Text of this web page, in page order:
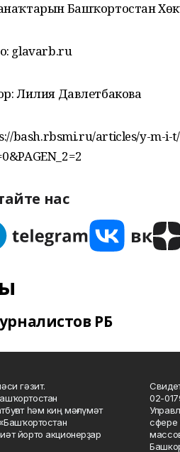
Башҡортостан
glavarb.ru
Лилия Давлетбакова
bash.rbsmi.ru/articles/y-m-i-
нас
РБ
гәзит.
һәм киң мәғлүмәт
йорто акционерҙар
02-
сфере